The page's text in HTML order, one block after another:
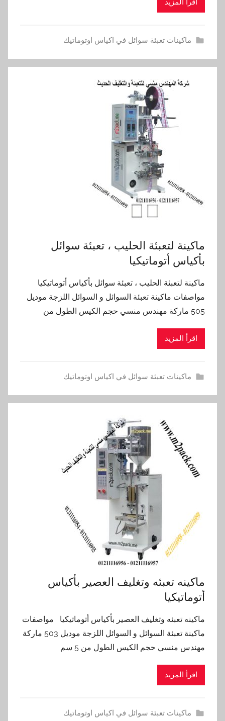
اقرأ المزيد
ماكينات تعبئة سوائل في اكياس اوتوماتيك
ماكينة لتعبئة الحليب ، تعبئة سوائل
بأكياس أتوماتيكيا
ماكينة لتعبئة الحليب ، تعبئة سوائل بأكياس أتوماتيكيا
مواصفات ماكينة تعبئة السوائل و السوائل اللزجة موديل
505 ماركة مهندس منسي حجم الكيس الطول من
اقرأ المزيد
ماكينات تعبئة سوائل في اكياس اوتوماتيك
ماكينه تعبئه وتغليف العصير بأكياس
أتوماتيكيا
ماكينه تعبئه وتغليف العصير بأكياس أتوماتيكيا مواصفات
ماكينة تعبئة السوائل و السوائل اللزجة موديل 503 ماركة
مهندس منسي حجم الكيس الطول من 5 سم
اقرأ المزيد
ماكينات تعبئة سوائل في اكياس اوتوماتيك